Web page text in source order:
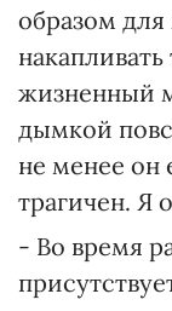
образом
жизненный
дымкой
не менее он
трагичен. Я
- Во время